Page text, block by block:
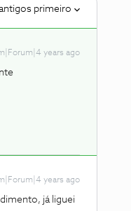
primeiro
years ago
years ago
já liguei